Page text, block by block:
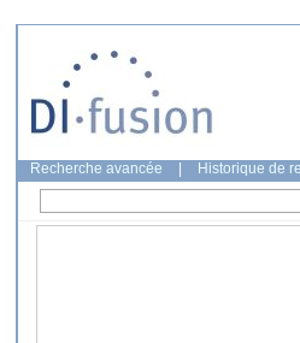
Recherche avancée Historique de